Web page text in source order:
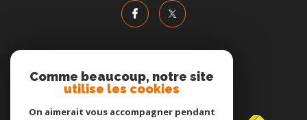
Adhérents
Comme beaucoup, notre site
utilise les cookies
On aimerait vous accompagner pendant